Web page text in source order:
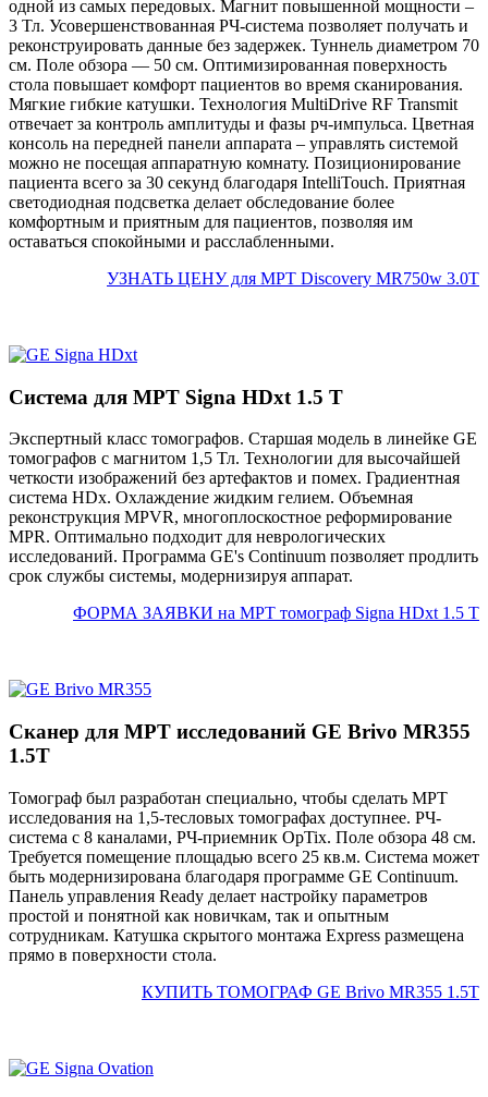
одной из самых передовых. Магнит повышенной мощности –
3 Тл. Усовершенствованная РЧ-система позволяет получать и
реконструировать данные без задержек. Туннель диаметром 70
см. Поле обзора — 50 см. Оптимизированная поверхность
стола повышает комфорт пациентов во время сканирования.
Мягкие гибкие катушки. Технология MultiDrive RF Transmit
отвечает за контроль амплитуды и фазы рч-импульса. Цветная
консоль на передней панели аппарата – управлять системой
можно не посещая аппаратную комнату. Позиционирование
пациента всего за 30 секунд благодаря IntelliTouch. Приятная
светодиодная подсветка делает обследование более
комфортным и приятным для пациентов, позволяя им
оставаться спокойными и расслабленными.
УЗНАТЬ ЦЕНУ для МРТ Discovery MR750w 3.0T
Система для МРТ Signa HDxt 1.5 T
Экспертный класс томографов. Старшая модель в линейке GE
томографов с магнитом 1,5 Тл. Технологии для высочайшей
четкости изображений без артефактов и помех. Градиентная
система HDx. Охлаждение жидким гелием. Объемная
реконструкция MPVR, многоплоскостное реформирование
MPR. Оптимально подходит для неврологических
исследований. Программа GE's Continuum позволяет продлить
срок службы системы, модернизируя аппарат.
ФОРМА ЗАЯВКИ на МРТ томограф Signa HDxt 1.5 T
Сканер для МРТ исследований GE Brivo MR355
1.5Т
Томограф был разработан специально, чтобы сделать МРТ
исследования на 1,5-тесловых томографах доступнее. РЧ-
система с 8 каналами, РЧ-приемник OpTix. Поле обзора 48 см.
Требуется помещение площадью всего 25 кв.м. Система может
быть модернизирована благодаря программе GE Continuum.
Панель управления Ready делает настройку параметров
простой и понятной как новичкам, так и опытным
сотрудникам. Катушка скрытого монтажа Express размещена
прямо в поверхности стола.
КУПИТЬ ТОМОГРАФ GE Brivo MR355 1.5Т